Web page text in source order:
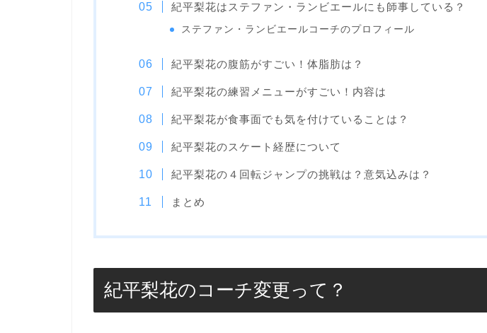
紀平梨花はステファン・ランビエールにも師事している？
ステファン・ランビエールコーチのプロフィール
紀平梨花の腹筋がすごい！体脂肪は？
紀平梨花の練習メニューがすごい！内容は
紀平梨花が食事面でも気を付けていることは？
紀平梨花のスケート経歴について
紀平梨花の４回転ジャンプの挑戦は？意気込みは？
まとめ
紀平梨花のコーチ変更って？